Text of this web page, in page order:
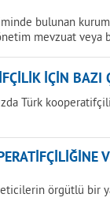
bulunan
mevzuat veya
İÇİN BAZI
Türk
örgütlü bir